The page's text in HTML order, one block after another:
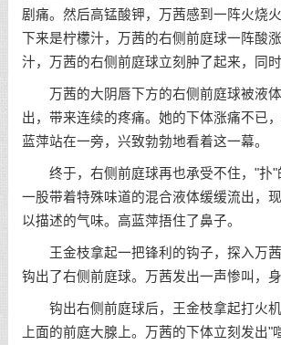
剧痛。然后高锰酸钾，万茜感到一阵火烧
下来是柠檬汁，万茜的右侧前庭球一阵酸
汁，万茜的右侧前庭球立刻肿了起来，同时
万茜的大阴唇下方的右侧前庭球被液体
出，带来连续的疼痛。她的下体涨痛不已
蓝萍站在一旁，兴致勃勃地看着这一幕。
终于，右侧前庭球再也承受不住，"扑"
一股带着特殊味道的混合液体缓缓流出，
以描述的气味。高蓝萍捂住了鼻子。
王金枝拿起一把锋利的钩子，探入万茜
钩出了右侧前庭球。万茜发出一声惨叫，身
钩出右侧前庭球后，王金枝拿起打火机
上面的前庭大腺上。万茜的下体立刻发出"